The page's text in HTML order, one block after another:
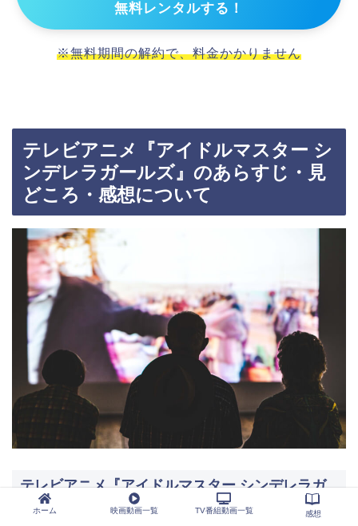
無料レンタルする！
※無料期間の解約で、料金かかりません
テレビアニメ『アイドルマスター シ
ンデレラガールズ』のあらすじ・見
どころ・感想について
テレビアニメ『アイドルマスター シンデレラガ
ールズ』の見どころ・感想
ホーム 映画動画一覧 TV番組動画一覧 感想